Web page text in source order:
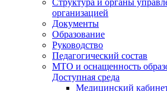
Структура и органы
организацией
Документы
Образование
Руководство
Педагогический состав
МТО и оснащенность
Доступная среда
Медицинский